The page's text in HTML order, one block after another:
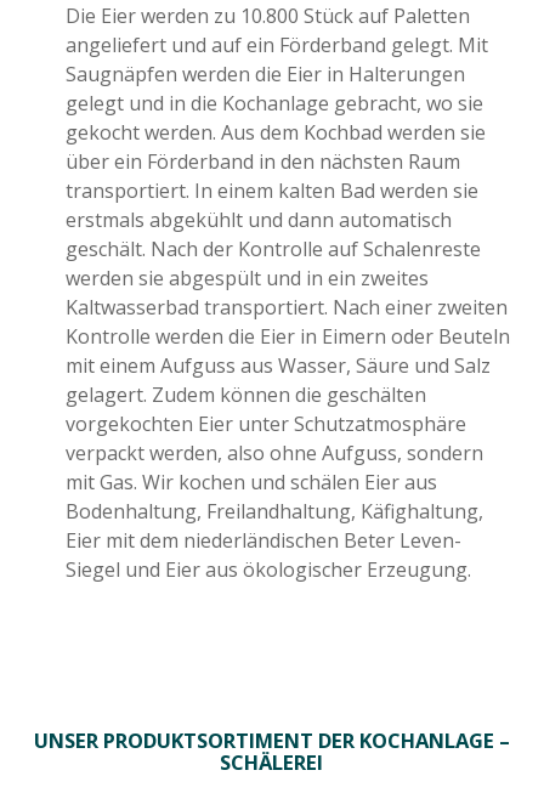
Die Eier werden zu 10.800 Stück auf Paletten
angeliefert und auf ein Förderband gelegt. Mit
Saugnäpfen werden die Eier in Halterungen
gelegt und in die Kochanlage gebracht, wo sie
gekocht werden. Aus dem Kochbad werden sie
über ein Förderband in den nächsten Raum
transportiert. In einem kalten Bad werden sie
erstmals abgekühlt und dann automatisch
geschält. Nach der Kontrolle auf Schalenreste
werden sie abgespült und in ein zweites
Kaltwasserbad transportiert. Nach einer zweiten
Kontrolle werden die Eier in Eimern oder Beuteln
mit einem Aufguss aus Wasser, Säure und Salz
gelagert. Zudem können die geschälten
vorgekochten Eier unter Schutzatmosphäre
verpackt werden, also ohne Aufguss, sondern
mit Gas. Wir kochen und schälen Eier aus
Bodenhaltung, Freilandhaltung, Käfighaltung,
Eier mit dem niederländischen Beter Leven-
Siegel und Eier aus ökologischer Erzeugung.
UNSER PRODUKTSORTIMENT DER KOCHANLAGE –
SCHÄLEREI